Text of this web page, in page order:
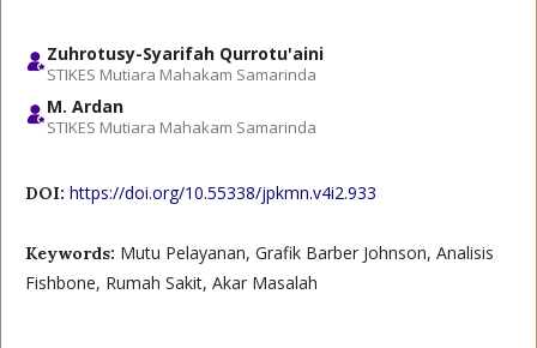
Zuhrotusy-Syarifah Qurrotu'aini
STIKES Mutiara Mahakam Samarinda
M. Ardan
STIKES Mutiara Mahakam Samarinda
DOI: https://doi.org/10.55338/jpkmn.v4i2.933
Keywords: Mutu Pelayanan, Grafik Barber Johnson, Analisis
Fishbone, Rumah Sakit, Akar Masalah